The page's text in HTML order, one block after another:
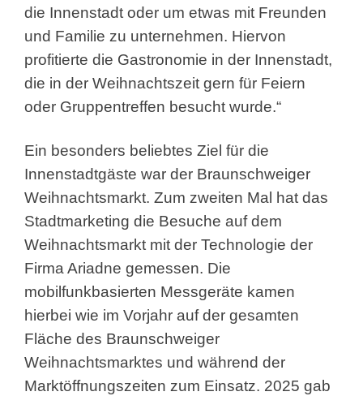
die Innenstadt oder um etwas mit Freunden
und Familie zu unternehmen. Hiervon
profitierte die Gastronomie in der Innenstadt,
die in der Weihnachtszeit gern für Feiern
oder Gruppentreffen besucht wurde.“
Ein besonders beliebtes Ziel für die
Innenstadtgäste war der Braunschweiger
Weihnachtsmarkt. Zum zweiten Mal hat das
Stadtmarketing die Besuche auf dem
Weihnachtsmarkt mit der Technologie der
Firma Ariadne gemessen. Die
mobilfunkbasierten Messgeräte kamen
hierbei wie im Vorjahr auf der gesamten
Fläche des Braunschweiger
Weihnachtsmarktes und während der
Marktöffnungszeiten zum Einsatz. 2025 gab